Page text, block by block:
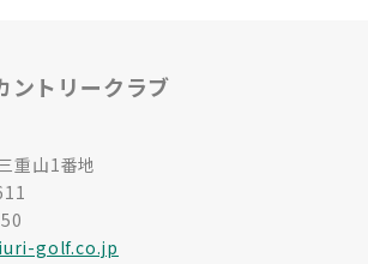
ントリークラブ
重山1番地
golf.co.jp